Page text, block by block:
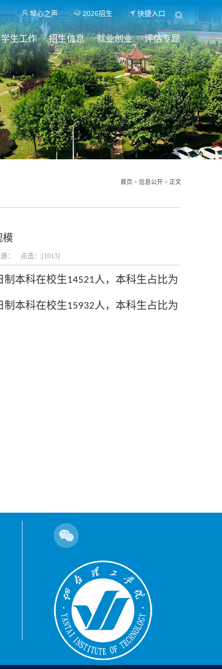
琴心之声 2026招生 快捷入口
学生工作 招生信息 就业创业 评估专题
首页 > 信息公开 > 正文
模
： 点击：[1013]
制 本科在校生14521人 ，本科生占比为
制 本科在校生15932人 ，本科生占比为